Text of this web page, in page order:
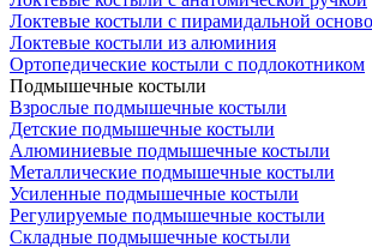
Локтевые костыли с пирамидальной
Локтевые костыли из алюминия
Ортопедические костыли с подлокотником
Подмышечные костыли
Взрослые подмышечные костыли
Детские подмышечные костыли
Алюминиевые подмышечные костыли
Металлические подмышечные костыли
Усиленные подмышечные костыли
Регулируемые подмышечные костыли
Складные подмышечные костыли